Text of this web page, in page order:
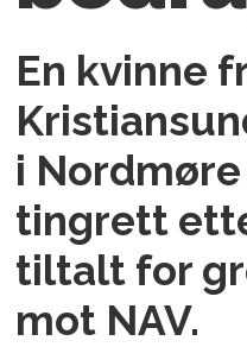
En kvinne
i
tingrett
tiltalt for
mot NAV.